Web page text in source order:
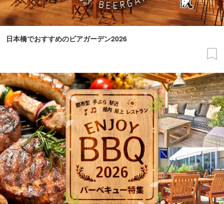
日本橋でおすすめのビアガーデン2026